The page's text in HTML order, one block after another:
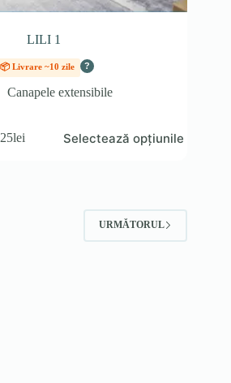
LILI 1
📦 Livrare ~10 zile ?
Canapele extensibile
lei Selectează opțiunile
URMĂTORUL